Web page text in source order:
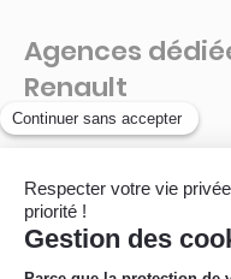
Agences
Renault
La Ruche –
Ouvert de 8h à 16h15
sans interruption